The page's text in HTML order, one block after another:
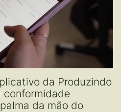
da Produzindo
conformidade
da mão do